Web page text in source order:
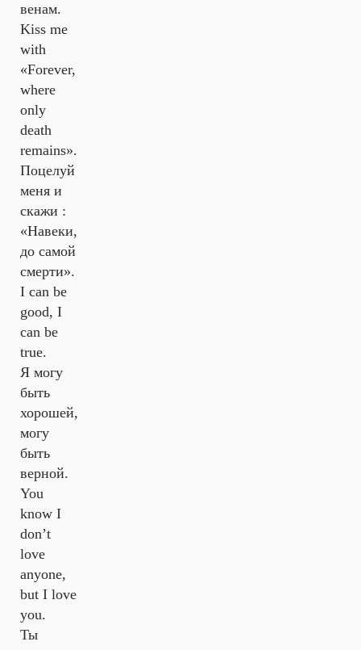
венам.
Kiss me
with
«Forever,
where
only
death
remains».
Поцелуй
меня и
скажи :
«Навеки,
до самой
смерти».
I can be
good, I
can be
true.
Я могу
быть
хорошей,
могу
быть
верной.
You
know I
don’t
love
anyone,
but I love
you.
Ты